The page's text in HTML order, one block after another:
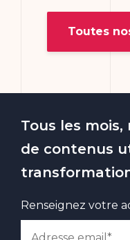
Toutes
Tous les
de contenus
Renseignez votre